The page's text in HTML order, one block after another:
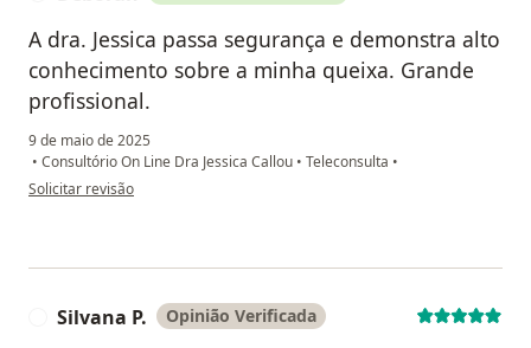
A dra. Jessica passa segurança e demonstra alto
conhecimento sobre a minha queixa. Grande
profissional.
9 de maio de 2025
• Consultório On Line Dra Jessica Callou • Teleconsulta •
na opinião do utilizador Déborah
Solicitar revisão
Silvana P. Opinião Verificada